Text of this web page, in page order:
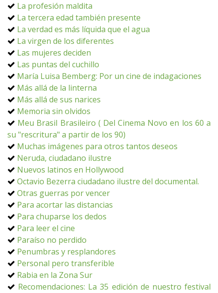
La profesión maldita
La tercera edad también presente
La verdad es más líquida que el agua
La virgen de los diferentes
Las mujeres deciden
Las puntas del cuchillo
María Luisa Bemberg: Por un cine de indagaciones
Más allá de la linterna
Más allá de sus narices
Memoria sin olvidos
Meu Brasil Brasileiro ( Del Cinema Novo en los 60 a
su "rescritura" a partir de los 90)
Muchas imágenes para otros tantos deseos
Neruda, ciudadano ilustre
Nuevos latinos en Hollywood
Octavio Bezerra ciudadano ilustre del documental.
Otras guerras por vencer
Para acortar las distancias
Para chuparse los dedos
Para leer el cine
Paraíso no perdido
Penumbras y resplandores
Personal pero transferible
Rabia en la Zona Sur
Recomendaciones: La 35 edición de nuestro festival